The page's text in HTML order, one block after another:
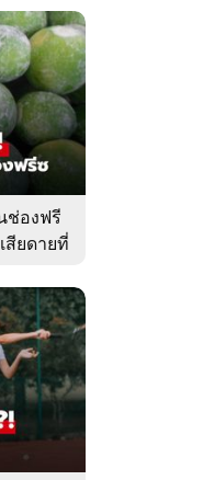
ช่องฟรี
สียดายที่